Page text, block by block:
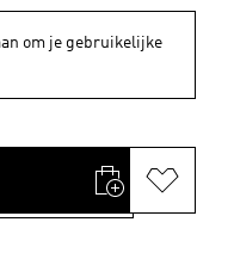
om je gebruikelijke